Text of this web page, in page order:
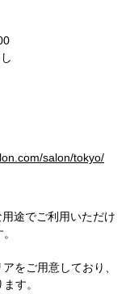
salon/tokyo/
途でご利用いただけ
をご用意しており、
す。